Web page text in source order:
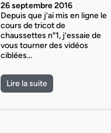
26 septembre 2016
Depuis que j’ai mis en ligne le
cours de tricot de
chaussettes n°1, j’essaie de
vous tourner des vidéos
ciblées…
Lire la suite